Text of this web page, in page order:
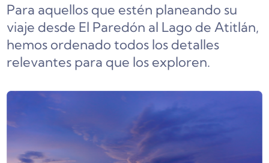
Para aquellos que estén planeando su
viaje desde El Paredón al Lago de Atitlán,
hemos ordenado todos los detalles
relevantes para que los exploren.